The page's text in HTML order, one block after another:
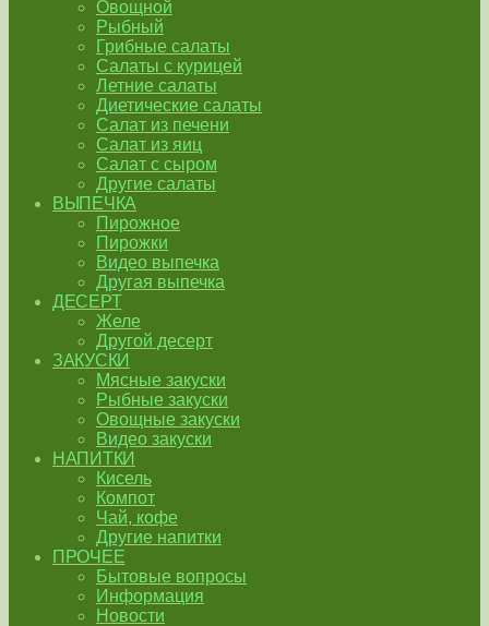
Овощной
Рыбный
Грибные салаты
Салаты с курицей
Летние салаты
Диетические салаты
Салат из печени
Салат из яиц
Салат с сыром
Другие салаты
ВЫПЕЧКА
Пирожное
Пирожки
Видео выпечка
Другая выпечка
ДЕСЕРТ
Желе
Другой десерт
ЗАКУСКИ
Мясные закуски
Рыбные закуски
Овощные закуски
Видео закуски
НАПИТКИ
Кисель
Компот
Чай, кофе
Другие напитки
ПРОЧЕЕ
Бытовые вопросы
Информация
Новости